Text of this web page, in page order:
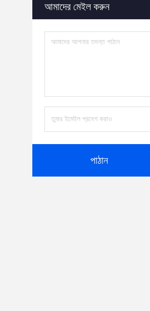
আমাদের মেইল ​​করুন
পাঠান